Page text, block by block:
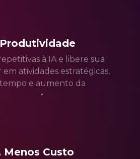
à IA e libere sua
atividades estratégicas,
e aumento da
Menos Custo